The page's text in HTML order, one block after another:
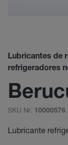
Lubricantes de
refrigeradores
SKU Nr. 10000576
Lubricante